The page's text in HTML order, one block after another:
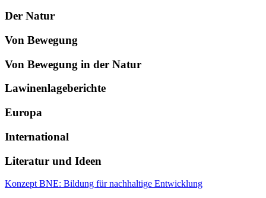
Der Natur
Von Bewegung
Von Bewegung in der Natur
Lawinenlageberichte
Europa
International
Literatur und Ideen
Konzept BNE: Bildung für nachhaltige Entwicklung